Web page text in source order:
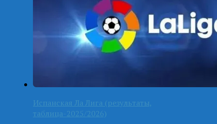
Испанская Ла Лига (результаты,
таблица-2025/2026)